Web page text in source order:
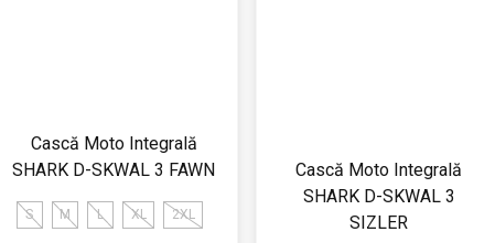
Cască Moto Integrală
SHARK D-SKWAL 3 FAWN
S M L XL 2XL
Cască Moto Integrală
SHARK D-SKWAL 3
SIZLER